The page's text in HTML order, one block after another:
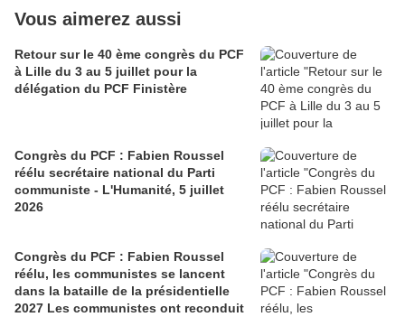
Vous aimerez aussi
Retour sur le 40 ème congrès du PCF
à Lille du 3 au 5 juillet pour la
délégation du PCF Finistère
Congrès du PCF : Fabien Roussel
réélu secrétaire national du Parti
communiste - L'Humanité, 5 juillet
2026
Congrès du PCF : Fabien Roussel
réélu, les communistes se lancent
dans la bataille de la présidentielle
2027 Les communistes ont reconduit